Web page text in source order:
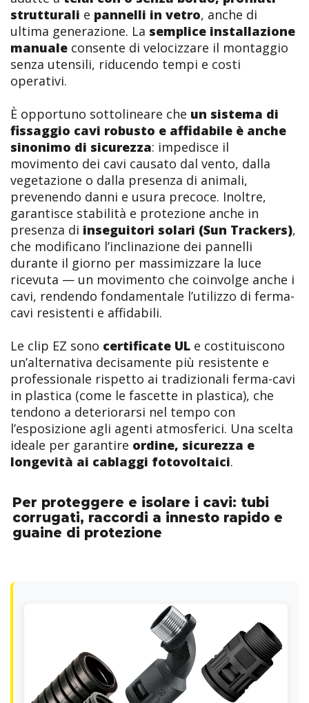
strutturali e pannelli in vetro, anche di
ultima generazione. La semplice installazione
manuale consente di velocizzare il montaggio
senza utensili, riducendo tempi e costi
operativi.
È opportuno sottolineare che un sistema di
fissaggio cavi robusto e affidabile è anche
sinonimo di sicurezza: impedisce il
movimento dei cavi causato dal vento, dalla
vegetazione o dalla presenza di animali,
prevenendo danni e usura precoce. Inoltre,
garantisce stabilità e protezione anche in
presenza di inseguitori solari (Sun Trackers),
che modificano l’inclinazione dei pannelli
durante il giorno per massimizzare la luce
ricevuta — un movimento che coinvolge anche i
cavi, rendendo fondamentale l’utilizzo di ferma-
cavi resistenti e affidabili.
Le clip EZ sono certificate UL e costituiscono
un’alternativa decisamente più resistente e
professionale rispetto ai tradizionali ferma-cavi
in plastica (come le fascette in plastica), che
tendono a deteriorarsi nel tempo con
l’esposizione agli agenti atmosferici. Una scelta
ideale per garantire ordine, sicurezza e
longevità ai cablaggi fotovoltaici.
Per proteggere e isolare i cavi: tubi
corrugati, raccordi a innesto rapido e
guaine di protezione